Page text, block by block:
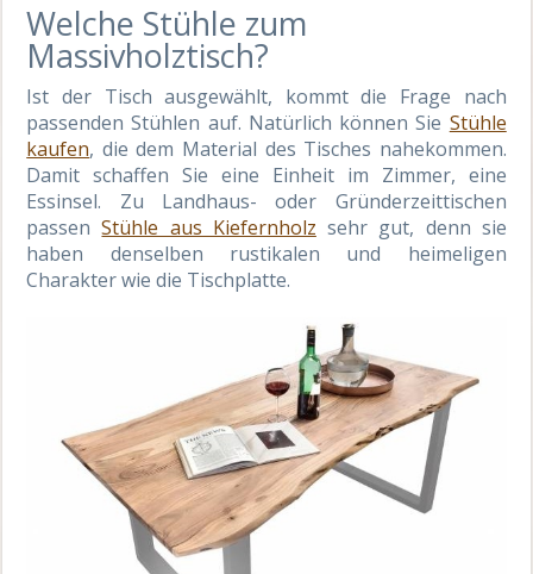
Welche Stühle zum
Massivholztisch?
Ist der Tisch ausgewählt, kommt die Frage nach
passenden Stühlen auf. Natürlich können Sie Stühle
kaufen, die dem Material des Tisches nahekommen.
Damit schaffen Sie eine Einheit im Zimmer, eine
Essinsel. Zu Landhaus- oder Gründerzeittischen
passenStühle aus Kiefernholz sehr gut, denn sie
haben denselben rustikalen und heimeligen
Charakter wie die Tischplatte.